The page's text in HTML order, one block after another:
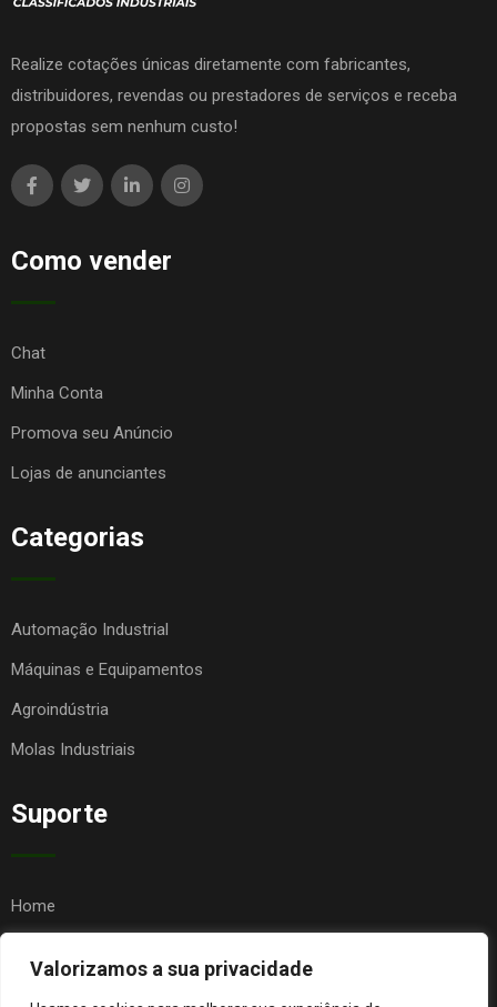
Valorizamos a sua privacidade
Realize cotações únicas diretamente com fabricantes,
distribuidores, revendas ou prestadores de serviços e receba
propostas sem nenhum custo!
Como vender
Chat
Minha Conta
Promova seu Anúncio
Lojas de anunciantes
Categorias
Automação Industrial
Máquinas e Equipamentos
Agroindústria
Molas Industriais
Suporte
Home